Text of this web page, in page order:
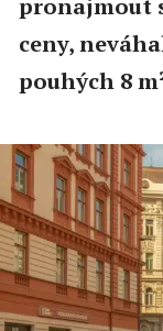
ceny,
pouhých 8